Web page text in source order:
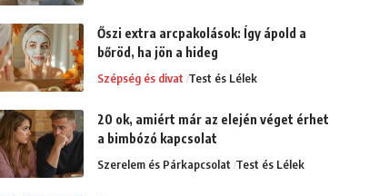
Őszi extra arcpakolások: Így ápold a
bőröd, ha jön a hideg
Szépség és divat Test és Lélek
20 ok, amiért már az elején véget érhet
a bimbózó kapcsolat
Szerelem és Párkapcsolat Test és Lélek